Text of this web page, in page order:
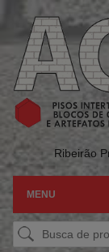
Ribeirão
MENU